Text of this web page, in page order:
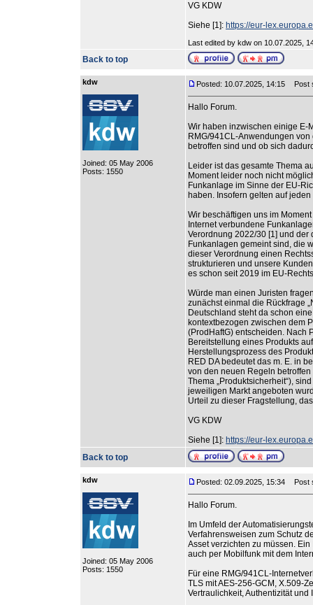
VG KDW
Siehe [1]: https://eur-
Last edited by kdw on 10.07.2025,
Back to top
kdw
Joined: 05 May 2006
Posts: 1550
Posted: 10.07.2025, 14:15 Post
Hallo Forum.
Wir haben inzwischen einige E-
RMG/941CL-Anwendungen
betroffen sind und ob sich
Leider ist das gesamte Thema
Moment leider noch nicht
Funkanlage im Sinne der EU-
haben. Insofern gelten auf
Wir beschäftigen uns im
Internet verbundene
Verordnung 2022/30 [1] und
Funkanlagen gemeint sind, die
dieser Verordnung einen
strukturieren und unsere
es schon seit 2019 im EU-
Würde man einen Juristen
zunächst einmal die Rückfrage
Deutschland steht da schon
kontextbezogen zwischen dem
(ProdHaftG) entscheiden. Nach
Bereitstellung eines Produkts
Herstellungsprozess des
RED DA bedeutet das m. E. in
von den neuen Regeln
Thema „Produktsicherheit“),
jeweiligen Markt angeboten
Urteil zu dieser Fragstellung,
VG KDW
Siehe [1]: https://eur-
Back to top
kdw
Joined: 05 May 2006
Posts: 1550
Posted: 02.09.2025, 15:34 Post
Hallo Forum.
Im Umfeld der
Verfahrensweisen zum Schutz
Asset verzichten zu müssen.
auch per Mobilfunk mit dem
Für eine RMG/941CL-
TLS mit AES-256-GCM, X.509-
Vertraulichkeit, Authentizität